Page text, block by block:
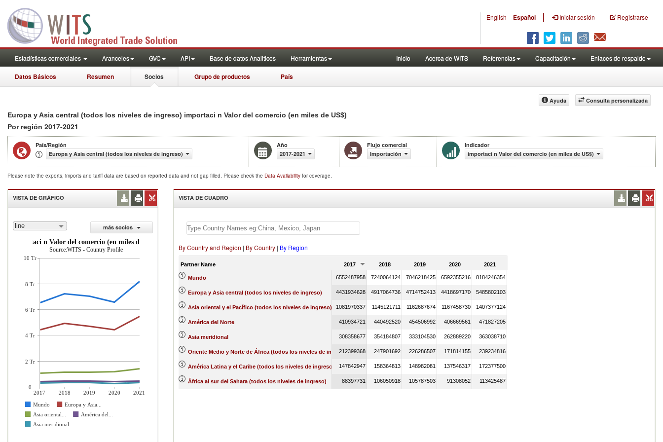
English Español | Iniciar sesión Registrarse
Estadísticas comerciales Aranceles GVC API Base de datos Analiticos Herramientas Inicio Acerca de WITS Referencias Capacitación Enlaces de respaldo
Datos Básicos Resumen Socios Grupo de productos País
Consulta personalizada
Ayuda
Europa y Asia central (todos los niveles de ingreso) importaci n Valor del comercio (en miles de US$)
Por región 2017-2021
País/Región
Europa y Asia central (todos los niveles de ingreso)
Año
2017-2021
Flujo comercial
Importación
Indicador
importaci n Valor del comercio (en miles de US$)
Please note the exports, imports and tariff data are based on reported data and not gap filled. Please check the Data Availability for coverage.
VISTA DE GRÁFICO
line
más socios
importaci n Valor del comercio (en miles de US$)
Source:WITS - Country Profile
2017 2018 2019 2020
2021
Mundo
Europa y Asia...
Asia oriental...
América del...
Asia meridional
10 Tr
8 Tr
6 Tr
4 Tr
2 Tr
0
VISTA DE CUADRO
By Country and Region | By Country | By Region
Partner Name 2017 2018 2019 2020 2021
Mundo 6552487958 7240064124 7046218425 6592355216 8184246354
Europa y Asia central (todos los niveles de ingreso) 4431934628 4917064736 4714752413 4418697170 5485802103
Asia oriental y el Pacífico (todos los niveles de ingreso) 1081970337 1145121711 1162687674 1167458730 1407377124
América del Norte 410934721 440492520 454506992 406669561 471827205
Asia meridional 308358677 354184807 333104530 262889220 363038710
Oriente Medio y Norte de África (todos los niveles de ingreso)212399368 247901692 226286507 171814155 239234816
América Latina y el Caribe (todos los niveles de ingreso) 147842947 158364813 148982081 137546317 172377500
África al sur del Sahara (todos los niveles de ingreso) 88397731 106050918 105787503 91308052 113425487